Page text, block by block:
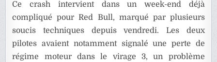
Ce crash intervient dans un week-end déjà
compliqué pour Red Bull, marqué par plusieurs
soucis techniques depuis vendredi. Les deux
pilotes avaient notamment signalé une perte de
régime moteur dans le virage 3, un problème